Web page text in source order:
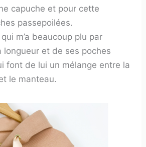
capuche et pour cette
passepoilées.
m’a beaucoup plu par
longueur et de ses poches
font de lui un mélange entre la
le manteau.